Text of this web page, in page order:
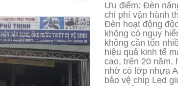
Ưu điểm: Đèn
chi phí vận hành
Đèn hoạt động
không có nguy
không cần tốn
hiệu quả kinh tế
cao, trên 20 năm,
nhờ có lớp nhựa
bảo vệ chip Led